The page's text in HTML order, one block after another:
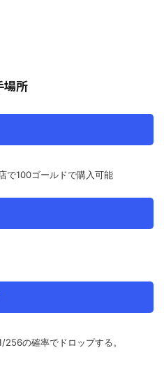
場所
で100ゴールドで購入可能
256の確率でドロップする。